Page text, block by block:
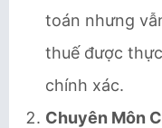
toán nhưng
thuế được
chính xác.
Chuyên Môn